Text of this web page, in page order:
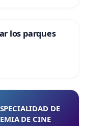
los parques
DE
DE CINE